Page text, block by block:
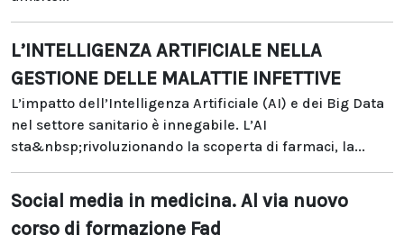
L’INTELLIGENZA ARTIFICIALE NELLA
GESTIONE DELLE MALATTIE INFETTIVE
L’impatto dell’Intelligenza Artificiale (AI) e dei Big Data
nel settore sanitario è innegabile. L’AI
sta&nbsp;rivoluzionando la scoperta di farmaci, la...
Social media in medicina. Al via nuovo
corso di formazione Fad